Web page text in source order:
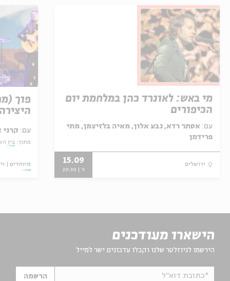
מי באש: לאונרד כהן במלחמת יום
הכיפורים
עם: אסתר רדא, גבע אלון, מאיה בלזיצמן, מתי
פרידמן
ירושלים 15.09
ג' | 20:30
פוך
עם: קרני
מתוך: בין
מיוחדים
הישארו מעודכנים
הירשמו לניוזלטר שלנו וקבלו עדכונים ישר למייל
*כתובת דוא"ל הרשמה